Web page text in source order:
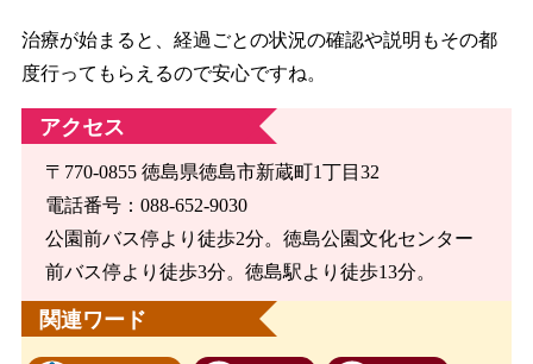
治療が始まると、経過ごとの状況の確認や説明もその都
度行ってもらえるので安心ですね。
アクセス
〒770-0855 徳島県徳島市新蔵町1丁目32
電話番号：088-652-9030
公園前バス停より徒歩2分。徳島公園文化センター
前バス停より徒歩3分。徳島駅より徒歩13分。
関連ワード